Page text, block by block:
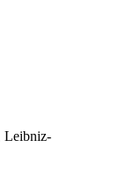
Leibniz-